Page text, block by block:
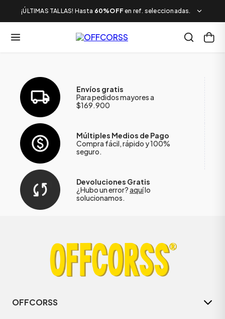
¡ÚLTIMAS TALLAS! Hasta 60%OFF en ref. seleccionadas.
Envíos gratis
Para pedidos mayores a
$169.900
Múltiples Medios de Pago
Compra fácil, rápido y 100%
seguro.
Devoluciones Gratis
¿Hubo un error?aquílo
solucionamos.
OFFCORSS